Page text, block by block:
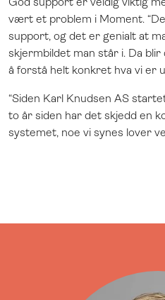
vært et problem i Moment.
support, og det er genialt at
skjermbildet man står i. Da
å forstå helt konkret hva vi er
“Siden Karl Knudsen AS
to år siden har det skjedd en
systemet, noe vi synes lover